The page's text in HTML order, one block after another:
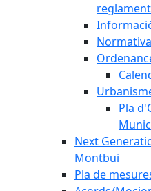
Pla
Next
Montbui
Pla de